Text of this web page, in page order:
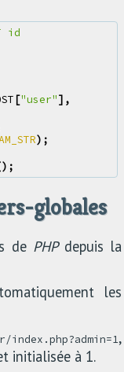
id
["user"],
);
globales
de PHPdepuis la
les
,
initialisée à 1.